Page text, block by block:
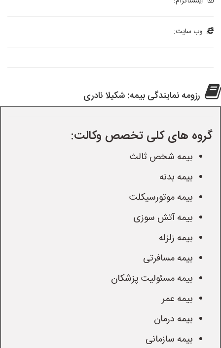
وب سایت:
رزومه نمایندگی بیمه: شکیلا نادری
گروه های کلی تخصص وکالت:
بیمه شخص ثالث
بیمه بدنه
بیمه موتورسیکلت
بیمه آتش سوزی
بیمه زلزله
بیمه مسافرتی
بیمه مسئولیت پزشکان
بیمه عمر
بیمه درمان
بیمه سازمانی